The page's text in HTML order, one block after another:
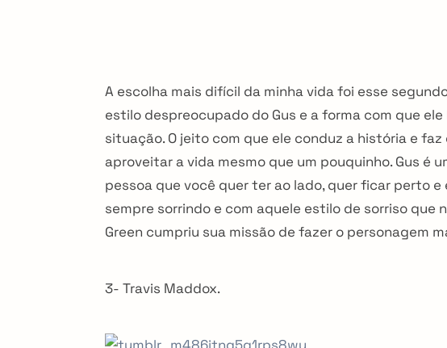
A escolha mais difícil da minha vida foi esse
estilo despreocupado do Gus e a forma com que
situação. O jeito com que ele conduz a história e
aproveitar a vida mesmo que um pouquinho. Gus é
pessoa que você quer ter ao lado, quer ficar perto e
sempre sorrindo e com aquele estilo de sorriso que
Green cumpriu sua missão de fazer o personagem
3- Travis Maddox.